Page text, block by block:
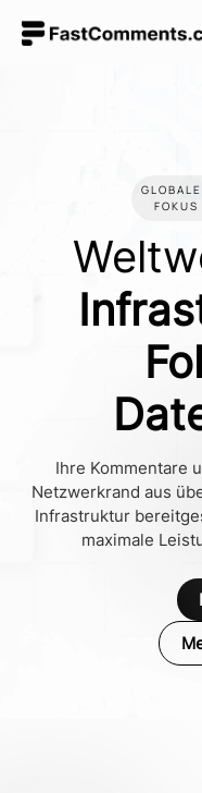
Ihre Kommentare
Netzwerkrand aus
Infrastruktur
maximale